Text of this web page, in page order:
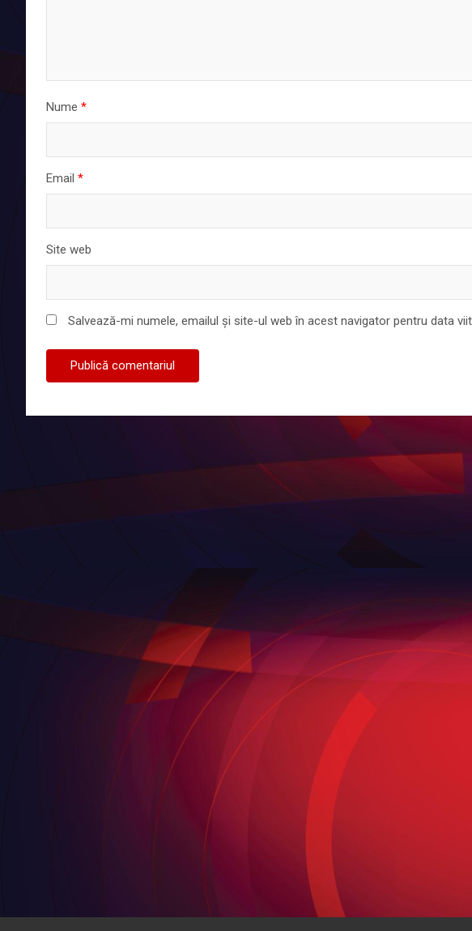
Nume *
Email *
Site web
Salvează-mi numele, emailul și site-ul web în acest navigator pentru data